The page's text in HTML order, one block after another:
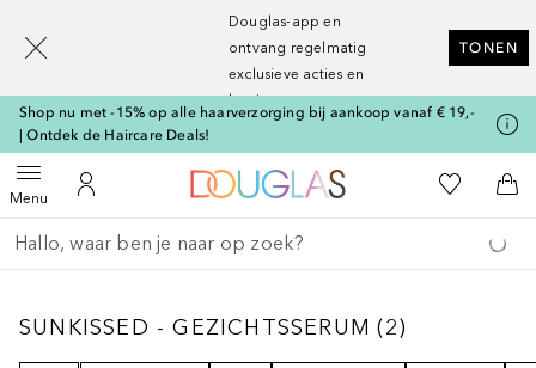
Douglas-app en
ontvang regelmatig
exclusieve acties en
kortingen
TONEN
Shop nu met -15% op alle haarverzorging bij aankoop vanaf € 19,-
| Ontdek de Haircare Deals!
MenuOpen menuNaar Mijn Account
Naar Douglas Home
Naar Mijn
Ga terug
Zoekopdracht uitvoeren
SUNKISSED - GEZICHTSSERUM2
SUNKISSED - GEZICHTSSERUM (2)
[navigation.slideout.screenreader]